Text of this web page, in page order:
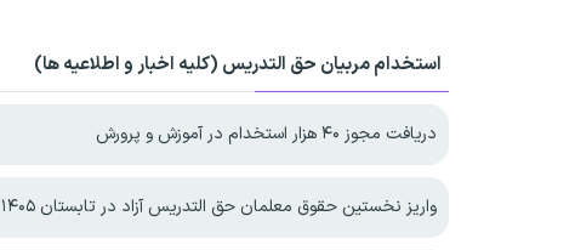
استخدام مربیان حق التدریس (کلیه اخبار و اطلاعیه ها)
دریافت مجوز ۴۰ هزار استخدام در آموزش و پرورش
واریز نخستین حقوق معلمان حق التدریس آزاد در تابستان ۱۴۰۵